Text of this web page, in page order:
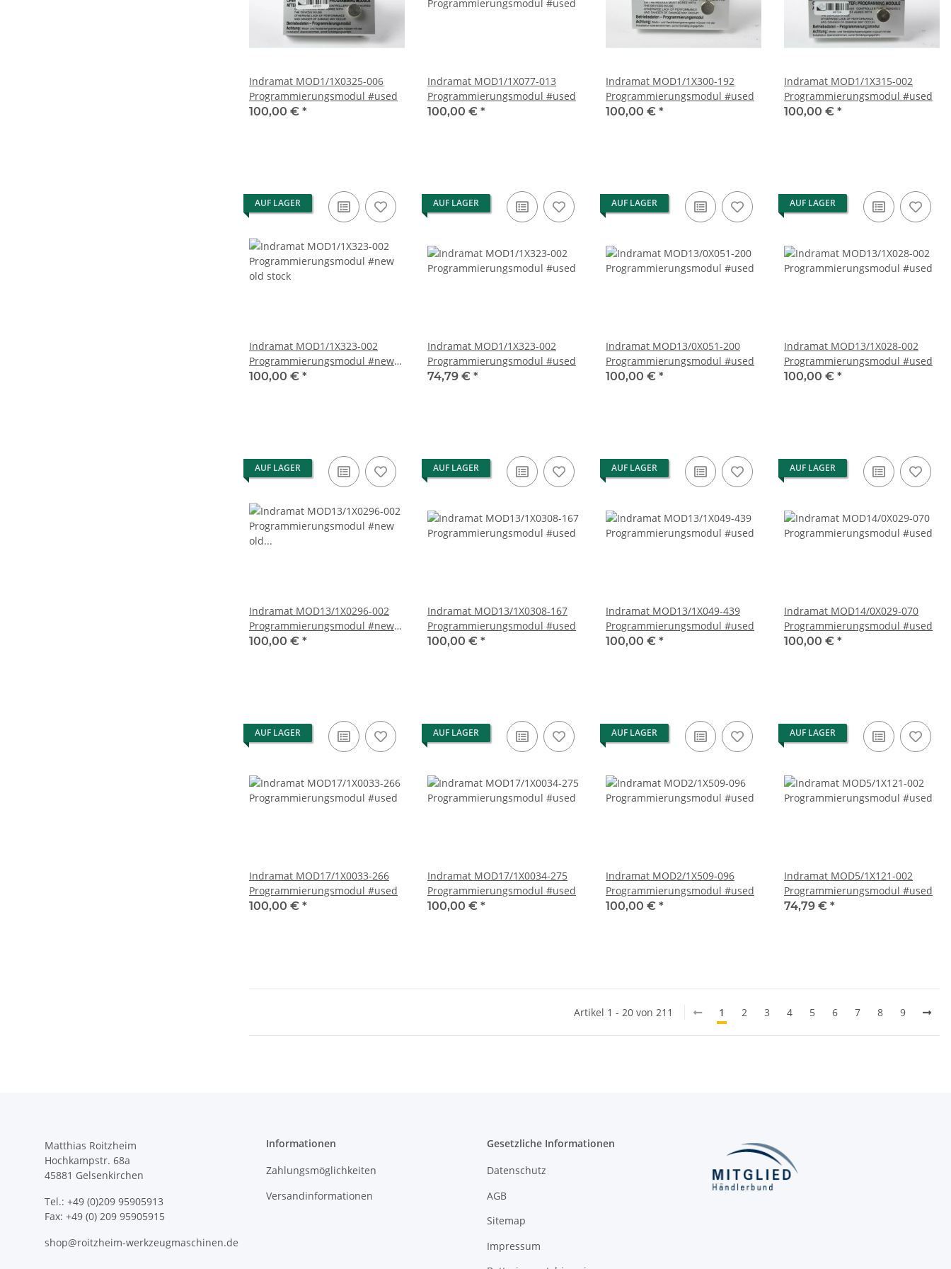
Indramat MOD1/1X0325-006
Programmierungsmodul #used
100,00 € *
Indramat MOD1/1X077-013
Programmierungsmodul #used
100,00 € *
Indramat MOD1/1X300-192
Programmierungsmodul #used
100,00 € *
Indramat MOD1/1X315-002
Programmierungsmodul #used
100,00 € *
AUF LAGER
Indramat MOD1/1X323-002
Programmierungsmodul #new
old stock
100,00 € *
AUF LAGER
Indramat MOD1/1X323-002
Programmierungsmodul #used
74,79 € *
AUF LAGER
Indramat MOD13/0X051-200
Programmierungsmodul #used
100,00 € *
AUF LAGER
Indramat MOD13/1X028-002
Programmierungsmodul #used
100,00 € *
AUF LAGER
Indramat MOD13/1X0296-002
Programmierungsmodul #new
old stock
100,00 € *
AUF LAGER
Indramat MOD13/1X0308-167
Programmierungsmodul #used
100,00 € *
AUF LAGER
Indramat MOD13/1X049-439
Programmierungsmodul #used
100,00 € *
AUF LAGER
Indramat MOD14/0X029-070
Programmierungsmodul #used
100,00 € *
AUF LAGER
Indramat MOD17/1X0033-266
Programmierungsmodul #used
100,00 € *
AUF LAGER
Indramat MOD17/1X0034-275
Programmierungsmodul #used
100,00 € *
AUF LAGER
Indramat MOD2/1X509-096
Programmierungsmodul #used
100,00 € *
AUF LAGER
Indramat MOD5/1X121-002
Programmierungsmodul #used
74,79 € *
Artikel 1 - 20 von 211 1 2 3 4 5 6 7 8 9
Matthias Roitzheim
Hochkampstr. 68a
45881 Gelsenkirchen
Tel.: +49 (0)209 95905913
Fax: +49 (0) 209 95905915
shop@roitzheim-werkzeugmaschinen.de
Informationen
Zahlungsmöglichkeiten
Versandinformationen
Gesetzliche Informationen
Datenschutz
AGB
Sitemap
Impressum